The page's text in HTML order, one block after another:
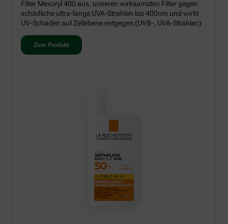
Filter Mexoryl 400 aus, unseren wirksamsten Filter gegen
schädliche ultra-lange UVA-Strahlen bis 400nm und wirkt
UV-Schäden auf Zellebene entgegen (UVB-, UVA-Strahlen)
Zum Produkt